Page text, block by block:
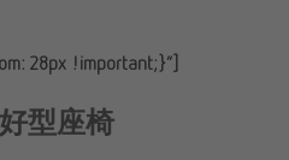
28px !important;}”]
型座椅